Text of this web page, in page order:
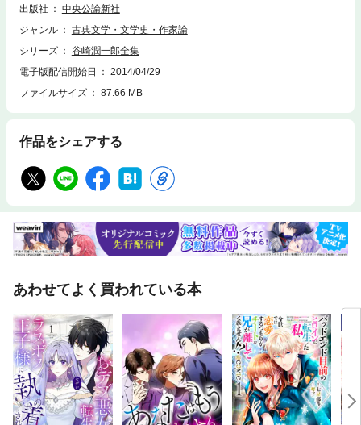
出版社
中央公論新社
ジャンル
古典文学・文学史・作家論
シリーズ
谷崎潤一郎全集
電子版配信開始日
2014/04/29
ファイルサイズ
87.66 MB
作品をシェアする
あわせてよく買われている本